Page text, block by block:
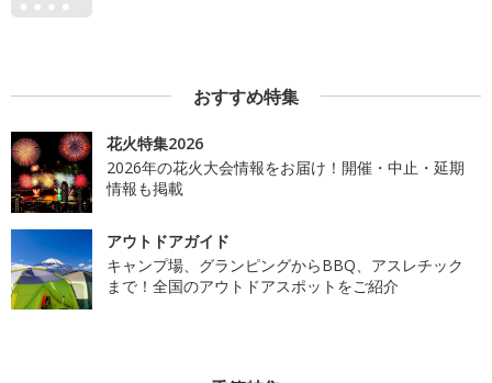
おすすめ特集
花火特集2026
2026年の花火大会情報をお届け！開催・中止・延期
情報も掲載
アウトドアガイド
キャンプ場、グランピングからBBQ、アスレチック
まで！全国のアウトドアスポットをご紹介